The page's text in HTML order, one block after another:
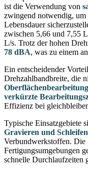
ist die Verwendung von
zwingend notwendig, um
Lebensdauer
zwischen 5,66 und 7,55
L/s. Trotz der hohen
78 dBA, was zu einem
Ein entscheidender
Drehzahlbandbreite, die
Oberflächenbearbeitung
verkürzte
Effizienz bei
Typische Einsatzgebiete
Gravieren und Schleifen
Verbundwerkstoffen. Die
Fertigungsumgebungen
schnelle Durchlaufzeiten